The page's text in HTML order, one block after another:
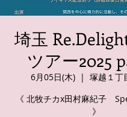
埼玉
ツアー2025
6月05日(木)
  |
塚越１丁
《 北牧チカx田村麻紀子
》